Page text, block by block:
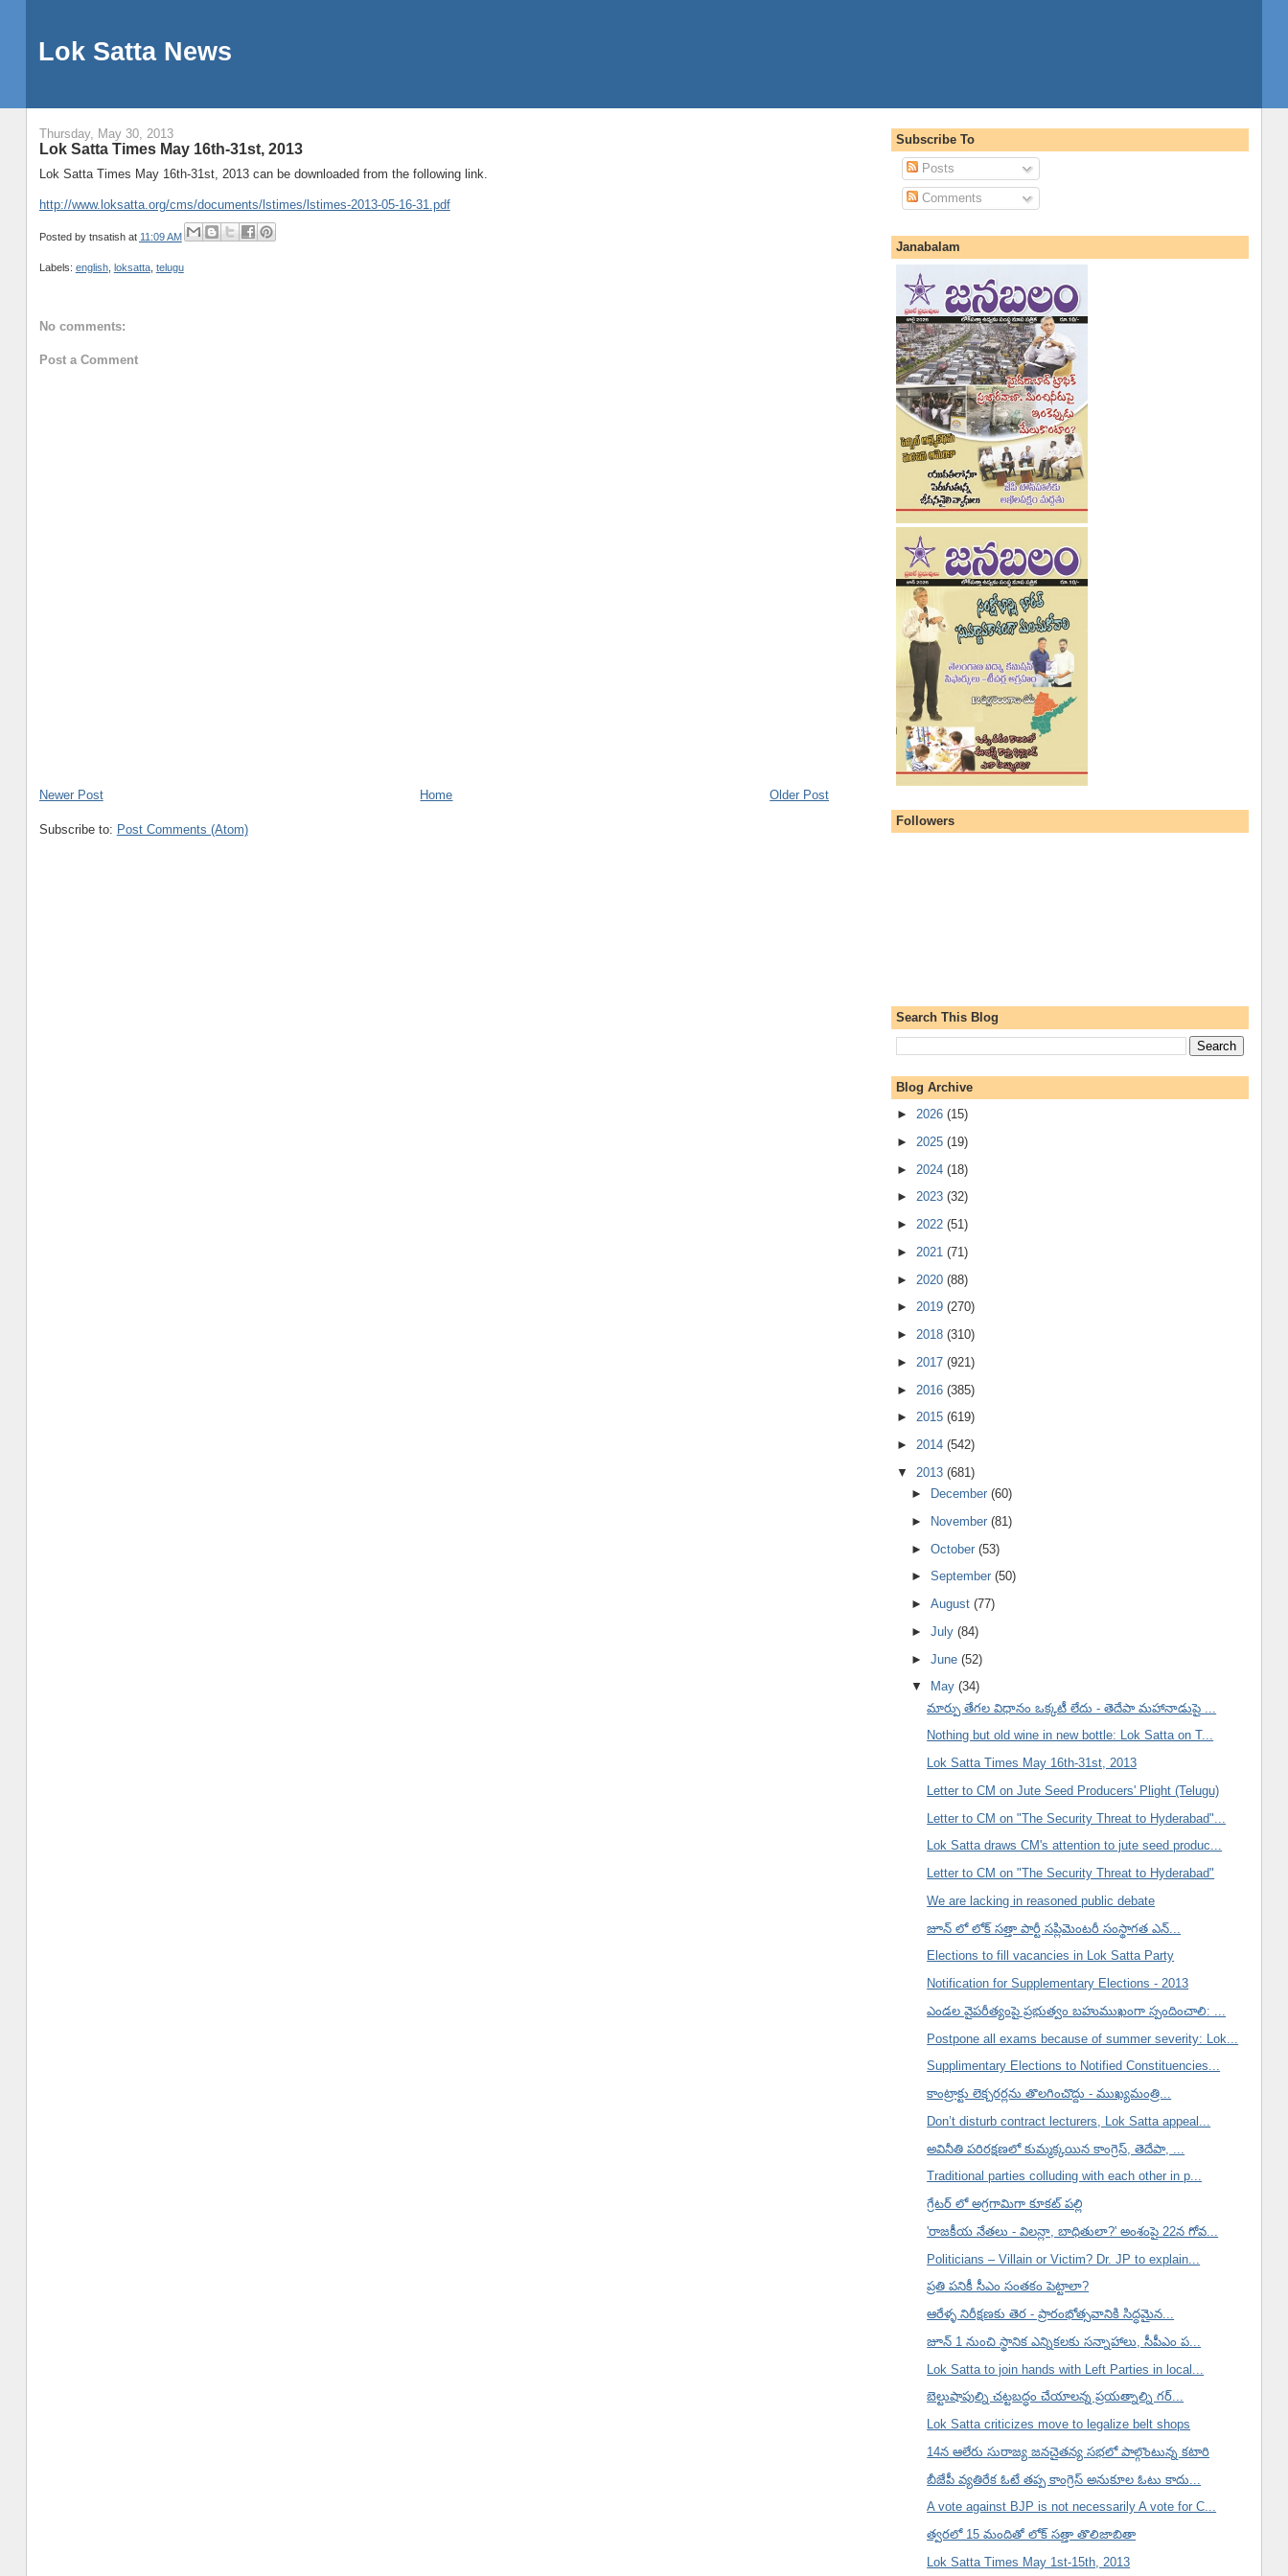
Lok Satta News
Thursday, May 30, 2013
Lok Satta Times May 16th-31st, 2013
Lok Satta Times May 16th-31st, 2013 can be downloaded from the following link.
http://www.loksatta.org/cms/documents/lstimes/lstimes-2013-05-16-31.pdf
Posted by tnsatish at 11:09 AM
Labels: english, loksatta, telugu
No comments:
Post a Comment
Newer Post Older Post
Home
Subscribe to: Post Comments (Atom)
Subscribe To
Posts
Comments
Janabalam
Followers
Search This Blog
Blog Archive
► 2026 (15)
► 2025 (19)
► 2024 (18)
► 2023 (32)
► 2022 (51)
► 2021 (71)
► 2020 (88)
► 2019 (270)
► 2018 (310)
► 2017 (921)
► 2016 (385)
► 2015 (619)
► 2014 (542)
▼ 2013 (681)
►
December(60)
►
November(81)
►October(53)
►September(50)
►August(77)
►July(84)
►June(52)
▼
May(34)
మార్పు తేగల విధానం ఒక్కటీ లేదు - తెదేపా మహానాడుపై ...
Nothing but old wine in new bottle: Lok Satta on T...
Lok Satta Times May 16th-31st, 2013
Letter to CM on Jute Seed Producers' Plight (Telugu)
Letter to CM on "The Security Threat to Hyderabad"...
Lok Satta draws CM's attention to jute seed produc...
Letter to CM on "The Security Threat to Hyderabad"
We are lacking in reasoned public debate
జూన్ లో లోక్ సత్తా పార్టీ సప్లిమెంటరీ సంస్థాగత ఎన్...
Elections to fill vacancies in Lok Satta Party
Notification for Supplementary Elections - 2013
ఎండల వైపరీత్యంపై ప్రభుత్వం బహుముఖంగా స్పందించాలి: ...
Postpone all exams because of summer severity: Lok...
Supplimentary Elections to Notified Constituencies...
కాంట్రాక్టు లెక్చరర్లను తొలగించొద్దు - ముఖ్యమంత్రి...
Don’t disturb contract lecturers, Lok Satta appeal...
అవినీతి పరిరక్షణలో కుమ్మక్కయిన కాంగ్రెస్, తెదేపా, ...
Traditional parties colluding with each other in p...
గ్రేటర్ లో అగ్రగామిగా కూకట్ పల్లి
'రాజకీయ నేతలు - విలన్లా, బాధితులా?' అంశంపై 22న గోవ...
Politicians – Villain or Victim? Dr. JP to explain...
ప్రతి పనికీ సీఎం సంతకం పెట్టాలా?
ఆరేళ్ళ నిరీక్షణకు తెర - ప్రారంభోత్సవానికి సిద్ధమైన...
జూన్ 1 నుంచి స్థానిక ఎన్నికలకు సన్నాహాలు, సీపీఎం ప...
Lok Satta to join hands with Left Parties in local...
బెల్టుషాపుల్ని చట్టబద్ధం చేయాలన్న ప్రయత్నాల్ని గర్...
Lok Satta criticizes move to legalize belt shops
14న ఆలేరు సురాజ్య జనచైతన్య సభలో పాల్గొంటున్న కటారి
బీజేపీ వ్యతిరేక ఓటే తప్ప కాంగ్రెస్ అనుకూల ఓటు కాదు...
A vote against BJP is not necessarily A vote for C...
త్వరలో 15 మందితో లోక్ సత్తా తొలిజాబితా
Lok Satta Times May 1st-15th, 2013